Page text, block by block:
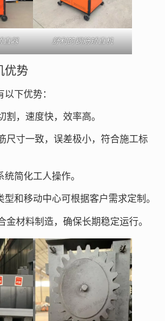
直器 舒利的钢筋矫直机
优势
下优势：
割，速度快，效率高。
尺寸一致，误差极小，符合施工标
简化工人操作。
型和移动中心可根据客户需求定制。
金材料制造，确保长期稳定运行。